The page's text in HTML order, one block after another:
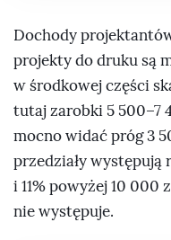
Dochody
projekty do druku są
w środkowej części
tutaj zarobki 5 500–7
mocno widać próg 3
przedziały występują
i 11% powyżej 10 000
nie występuje.